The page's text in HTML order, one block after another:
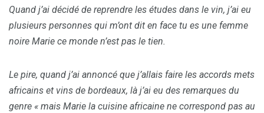
Quand j’ai décidé de reprendre les études dans le vin, j’ai eu
plusieurs personnes qui m’ont dit en face tu es une femme
noire Marie ce monde n’est pas le tien.
Le pire, quand j’ai annoncé que j’allais faire les accords mets
africains et vins de bordeaux, là j’ai eu des remarques du
genre « mais Marie la cuisine africaine ne correspond pas au